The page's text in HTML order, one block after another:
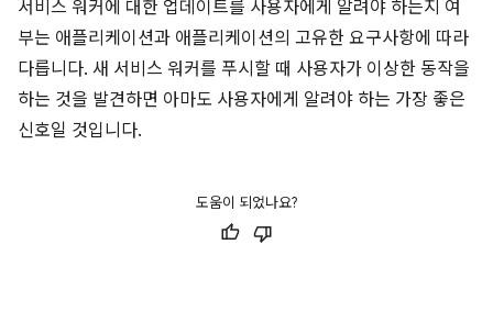
서비스 워커에 대한 업데이트를 사용자에게 알려야 하는지 여
부는 애플리케이션과 애플리케이션의 고유한 요구사항에 따라
다릅니다. 새 서비스 워커를 푸시할 때 사용자가 이상한 동작을
하는 것을 발견하면 아마도 사용자에게 알려야 하는 가장 좋은
신호일 것입니다.
도움이 되었나요?